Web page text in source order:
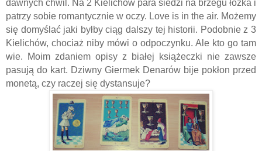
dawnych chwil. Na 2 Kielichów para siedzi na brzegu łóżka i
patrzy sobie romantycznie w oczy. Love is in the air. Możemy
się domyślać jaki byłby ciąg dalszy tej historii. Podobnie z 3
Kielichów, chociaż niby mówi o odpoczynku. Ale kto go tam
wie. Moim zdaniem opisy z białej książeczki nie zawsze
pasują do kart. Dziwny Giermek Denarów bije pokłon przed
monetą, czy raczej się dystansuje?